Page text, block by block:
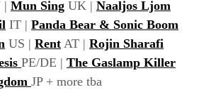
| Mun Sing UK | Naaljos Ljom
IT | Panda Bear & Sonic Boom
US | Rent AT | Rojin Sharafi
PE/DE | The Gaslamp Killer
JP + more tba